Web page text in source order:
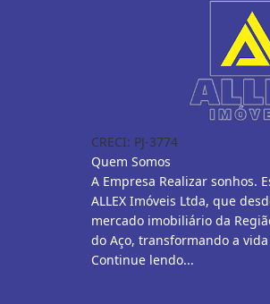
CRECI: PJ-3774
Quem Somos
A Empresa Realizar sonhos.
ALLEX Imóveis Ltda, que
mercado imobiliário da
do Aço, transformando a
Continue lendo...